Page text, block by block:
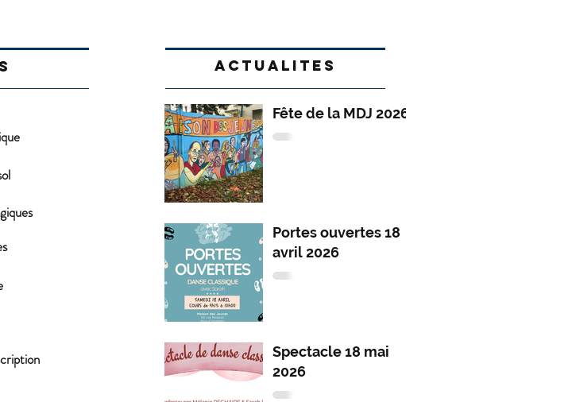
ACTUALITES
Fête de la MDJ 2026
Portes ouvertes 18
avril 2026
Spectacle 18 mai
2026